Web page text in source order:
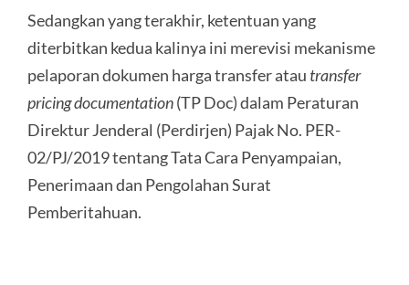
Sedangkan yang terakhir, ketentuan yang
diterbitkan kedua kalinya ini merevisi mekanisme
pelaporan dokumen harga transfer atau transfer
pricing documentation(TP Doc) dalam Peraturan
Direktur Jenderal (Perdirjen) Pajak No. PER-
02/PJ/2019 tentang Tata Cara Penyampaian,
Penerimaan dan Pengolahan Surat
Pemberitahuan.